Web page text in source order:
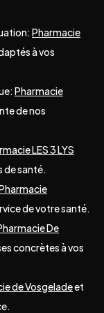
Pharmacie
à vos
Pharmacie
de nos
LES 3 LYS
de santé.
de votre santé.
De
concrètes à vos
de Vosgeladeet